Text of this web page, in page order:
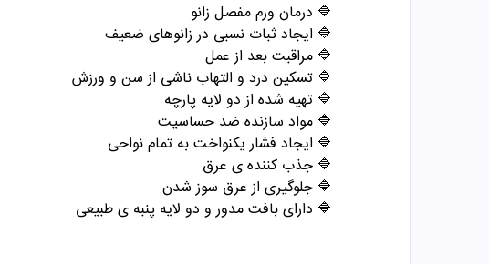
🔷 درمان ورم مفصل زانو
🔷 ایجاد ثبات نسبی در زانوهای ضعیف
🔷 مراقبت بعد از عمل
🔷 تسکین درد و التهاب ناشی از سن و ورزش
🔷 تهیه شده از دو لایه پارچه
🔷 مواد سازنده ضد حساسیت
🔷 ایجاد فشار یکنواخت به تمام نواحی
🔷 جذب کننده ی عرق
🔷 جلوگیری از عرق سوز شدن
🔷 دارای بافت مدور و دو لایه پنبه ی طبیعی